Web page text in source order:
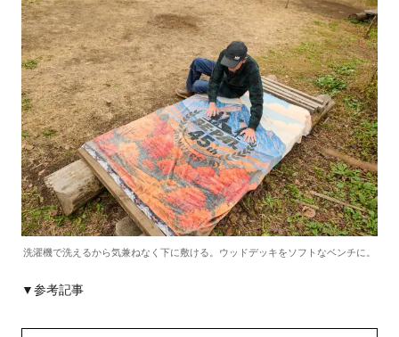
洗濯機で洗えるから気兼ねなく下に敷ける。ウッドデッキをソフトなベンチに。
▼参考記事